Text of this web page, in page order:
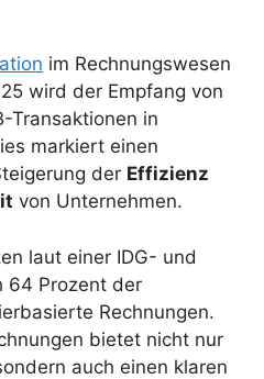
im Rechnungswesen
wird der Empfang von
Transaktionen in
markiert einen
der Effizienz
von Unternehmen.
laut einer IDG- und
64 Prozent der
Rechnungen.
bietet nicht nur
auch einen klaren